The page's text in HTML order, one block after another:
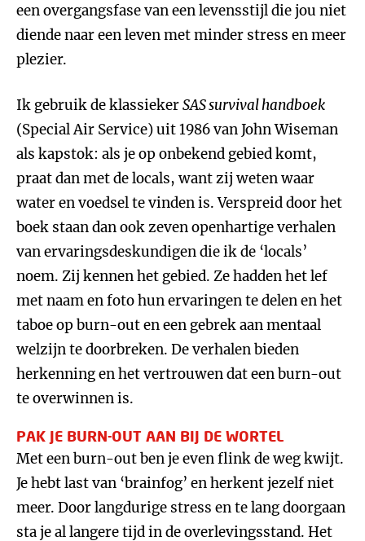
een overgangsfase van een levensstijl die jou niet
diende naar een leven met minder stress en meer
plezier.
Ik gebruik de klassiekerSAS survival handboek
(Special Air Service) uit 1986 van John Wiseman
als kapstok: als je op onbekend gebied komt,
praat dan met de locals, want zij weten waar
water en voedsel te vinden is. Verspreid door het
boek staan dan ook zeven openhartige verhalen
van ervaringsdeskundigen die ik de ‘locals’
noem. Zij kennen het gebied. Ze hadden het lef
met naam en foto hun ervaringen te delen en het
taboe op burn-out en een gebrek aan mentaal
welzijn te doorbreken. De verhalen bieden
herkenning en het vertrouwen dat een burn-out
te overwinnen is.
PAK JE BURN-OUT AAN BIJ DE WORTEL
Met een burn-out ben je even flink de weg kwijt.
Je hebt last van ‘brainfog’ en herkent jezelf niet
meer. Door langdurige stress en te lang doorgaan
sta je al langere tijd in de overlevingsstand. Het